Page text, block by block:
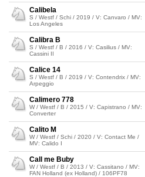
Calibela
S / Westf / Schi / 2019 / V: Canvaro / MV:
Los Angeles
Calibra B
S / Westf / B / 2016 / V: Casilius / MV:
Cassini II
Calice 14
S / Westf / B / 2019 / V: Contendrix / MV:
Arpeggio
Calimero 778
W / Westf / B / 2015 / V: Capistrano / MV:
Converter
Calito M
W / Westf / Schi / 2020 / V: Contact Me /
MV: Calido I
Call me Buby
W / Westf / B / 2013 / V: Cassitano / MV:
FAN Holland (ex Holland) / 106PF78